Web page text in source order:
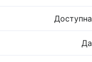
Доступна
Да